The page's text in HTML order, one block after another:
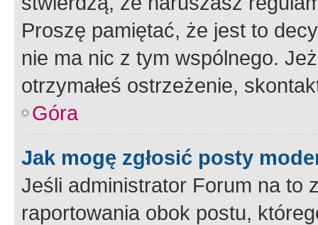
Proszę pamiętać, że jest to
nie ma nic z tym wspólnego.
otrzymałeś ostrzeżenie,
Góra
Jak mogę zgłosić posty
Jeśli administrator Forum na to
raportowania obok postu,